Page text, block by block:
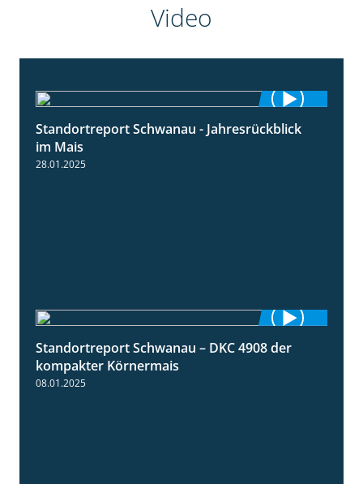
Video
4:25
Standortreport Schwanau - Jahresrückblick
im Mais
28.01.2025
1:18
Standortreport Schwanau – DKC 4908 der
kompakter Körnermais
08.01.2025